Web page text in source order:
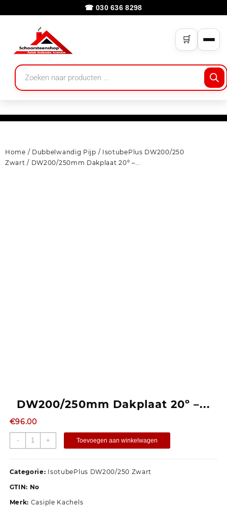
☎ 030 636 8298
🛒
Home / Dubbelwandig Pijp / IsotubePlus DW200/250
Zwart / DW200/250mm Dakplaat 20º –...
DW200/250mm Dakplaat 20º –...
€96.00
- + Toevoegen aan winkelwagen
Categorie: IsotubePlus DW200/250 Zwart
GTIN: No
Merk: Casiple Kachels